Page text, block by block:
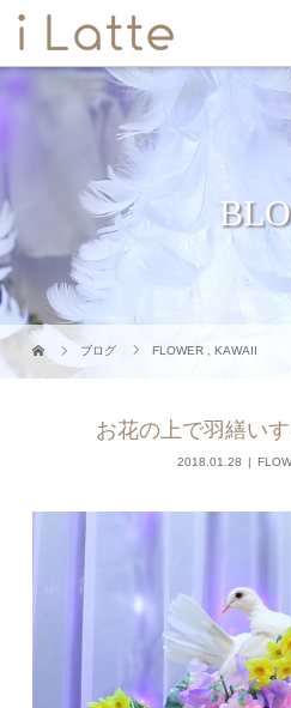
ブログ FLOWER ,KAWAII
お花の上で羽繕い
2018.01.28